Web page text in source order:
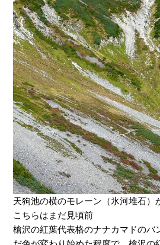
天狗池の横のモレーン（氷河堆石）
こちらはまだ見頃前
槍沢の紅葉代表格のナナカマドのバ